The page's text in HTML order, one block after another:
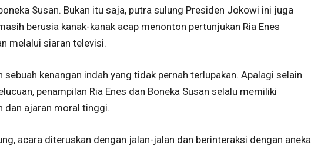
Susan. Bukan itu saja, putra sulung Presiden Jokowi ini juga
berusia kanak-kanak acap menonton pertunjukan Ria Enes
melalui siaran televisi.
sebuah kenangan indah yang tidak pernah terlupakan. Apalagi selain
penampilan Ria Enes dan Boneka Susan selalu memiliki
dan ajaran moral tinggi.
acara diteruskan dengan jalan-jalan dan berinteraksi dengan aneka